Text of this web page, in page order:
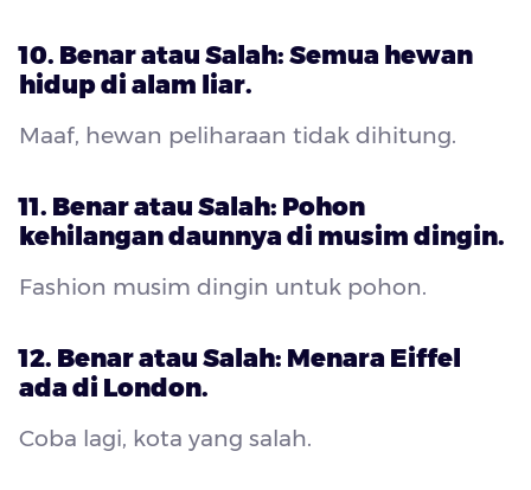
10. Benar atau Salah: Semua hewan
hidup di alam liar.
Maaf, hewan peliharaan tidak dihitung.
11. Benar atau Salah: Pohon
kehilangan daunnya di musim dingin.
Fashion musim dingin untuk pohon.
12. Benar atau Salah: Menara Eiffel
ada di London.
Coba lagi, kota yang salah.